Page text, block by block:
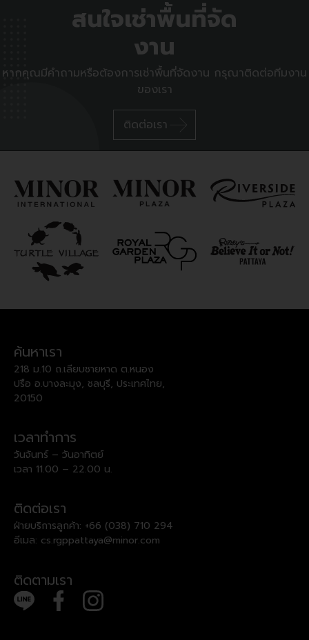
สนใจเช่าพื้นที่จัด
งาน
หากคุณมีคำถามหรือต้องการเช่าพื้นที่จัดงาน กรุณาติดต่อทีมงาน
ของเรา
ติดต่อเรา
ค้นหาเรา
218 ม.10 ถ.เลียบชายหาด ต.หนอง
ปรือ อ.บางละมุง, ชลบุรี, ประเทศไทย,
20150
เวลาทำการ
วันจันทร์ – วันอาทิตย์
เวลา 11.00 – 22.00 น.
ติดต่อเรา
ฝ่ายบริการลูกค้า: +66 (038) 710 294
อีเมล: cs.rgppattaya@minor.com
ติดตามเรา